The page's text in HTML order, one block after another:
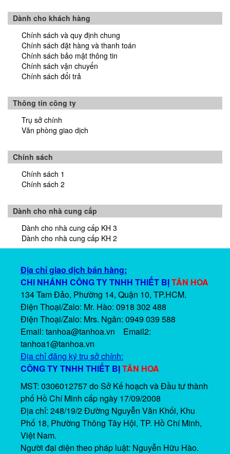
Đã thông báo bộ công thương
Túi đựng mẫu vi sinh, tiệt trùng Whirl-Pak
Túi lấy mẫu vi sinh bề mặt, gồm: Găng tay, miếng lấy mẫu và
Túi lấy mẫu vi sinh bề mặt, có cây lấy mẫu
Chai vial nắp vặn miệng 9mm La-Pha-Pack
Máy ly tâm sữa 3680 Funke Gerber
Máy đếm khuẩn lac 8500 Funke Gerber
Nhiệt Ẩm Kế E915022
NHIỆT ẨM KẾ TỰ GHI S100-EX
Máy cất nước 1 lần, WS-6, Iwaki-Nhật
Nhiệt kế điện tử dạng bút Maxi-Pen
NHIỆT KẾ ĐIỆN TỬ dùng cho tủ lạnh,E906800
Tân Hoa tự hào là nhà phân phối của Biologix
Đã thông báo bộ công thương
Túi đựng mẫu vi sinh, tiệt trùng Whirl-Pak
Túi lấy mẫu vi sinh bề mặt, gồm: Găng tay, miếng lấy mẫu và
túi đựng mẫu
Túi lấy mẫu vi sinh bề mặt, có cây lấy mẫu
Syring lọc PTFE, Filter-Bio
Màng lọc Nylon, Filter-Bio
Bình định mức, Iwaki-Japan
Chai vial nắp vặn miệng 9mm La-Pha-Pack
Dành cho khách hàng
Chính sách và quy định chung
Chính sách đặt hàng và thanh toán
Chính sách bảo mật thông tin
Chính sách vận chuyển
Chính sách đổi trả
Thông tin công ty
Trụ sở chính
Văn phòng giao dịch
Chính sách
Chính sách 1
Chính sách 2
Dành cho nhà cung cấp
Dành cho nhà cung cấp KH 3
Dành cho nhà cung cấp KH 2
Địa chỉ giao dịch bán hàng:
CHI NHÁNH CÔNG TY TNHH THIẾT BỊTÂN HOA
134 Tam Đảo, Phường 14, Quận 10, TP.HCM.
Điện Thoại/Zalo: Mr. Hào: 0918 302 488
Điện Thoại/Zalo: Mrs. Ngân: 0949 039 588
Email: tanhoa@tanhoa.vn Email2:
tanhoa1@tanhoa.vn
Địa chỉ đăng ký trụ sở chính:
CÔNG TY TNHH THIẾT BỊTÂN HOA
MST: 0306012757 do Sở Kế hoạch và Đầu tư thành
phố Hồ Chí Minh cấp ngày 17/09/2008
Địa chỉ: 248/19/2 Đường Nguyễn Văn Khối, Khu
Phố 18, Phường Thông Tây Hội, TP. Hồ Chí Minh,
Việt Nam.
Người đại diện theo pháp luật: Nguyễn Hữu Hào.